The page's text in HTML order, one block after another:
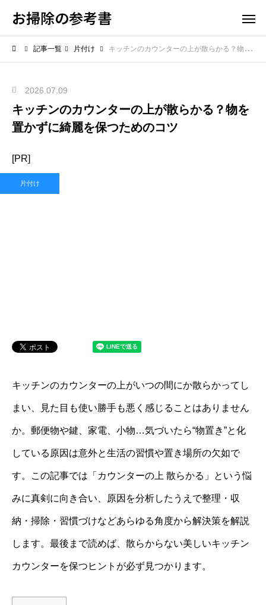
お掃除の参考書
記事一覧 片付け キッチンのカウンターの上が散らかる？物を置かずに綺麗を保つためのコツ
2026.07.09
キッチンのカウンターの上が散らかる？物を
置かずに綺麗を保つためのコツ
[PR]
片付け
キッチンのカウンターの上がいつの間にか散らかってし
まい、見た目も使い勝手も悪く感じることはありません
か。郵便物や鍵、家電、小物…気づいたら“物置き”と化
している原因は意外と生活の習慣や置き場所の欠如で
す。この記事では「カウンターの上 散らかる」という悩
みに真剣に向き合い、原因を分析したうえで整理・収
納・掃除・習慣づけなどあらゆる角度から解決策を解説
します。最後まで読めば、散らからない美しいキッチン
カウンターを保つヒントが必ず見つかります。